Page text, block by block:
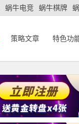
蜗牛电竞 蜗牛棋牌
策略文章 特色功